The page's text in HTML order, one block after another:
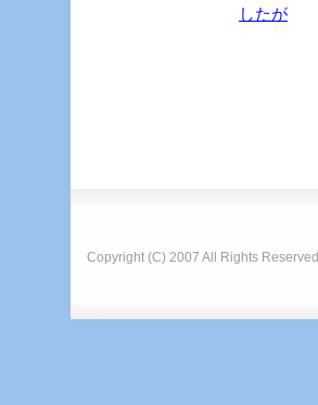
したが
Copyright (C) 2007 All Rights Reserved